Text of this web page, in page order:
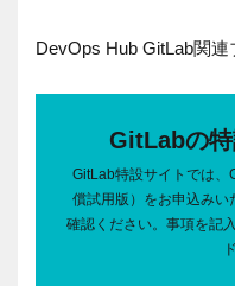
DevOps Hub GitLab関連
GitLabの特
GitLab特設サイトでは、
償試用版）をお申込みい
確認ください。事項を記